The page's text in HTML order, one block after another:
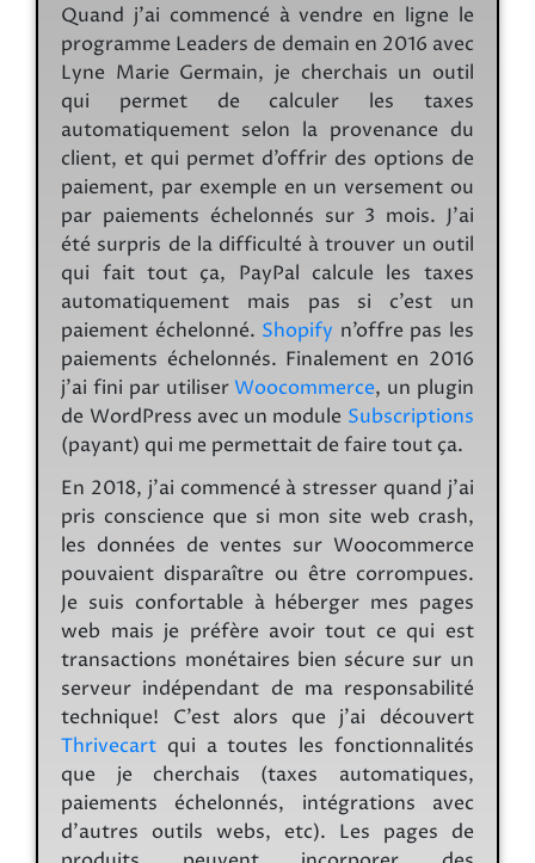
Quand j’ai commencé à vendre en ligne le
programme Leaders de demain en 2016 avec
Lyne Marie Germain, je cherchais un outil
qui permet de calculer les taxes
automatiquement selon la provenance du
client, et qui permet d’offrir des options de
paiement, par exemple en un versement ou
par paiements échelonnés sur 3 mois. J’ai
été surpris de la difficulté à trouver un outil
qui fait tout ça, PayPal calcule les taxes
automatiquement mais pas si c’est un
paiement échelonné. Shopify n’offre pas les
paiements échelonnés. Finalement en 2016
j’ai fini par utiliser Woocommerce, un plugin
de WordPress avec un module Subscriptions
(payant) qui me permettait de faire tout ça.
En 2018, j’ai commencé à stresser quand j’ai
pris conscience que si mon site web crash,
les données de ventes sur Woocommerce
pouvaient disparaître ou être corrompues.
Je suis confortable à héberger mes pages
web mais je préfère avoir tout ce qui est
transactions monétaires bien sécure sur un
serveur indépendant de ma responsabilité
technique! C’est alors que j’ai découvert
Thrivecart qui a toutes les fonctionnalités
que je cherchais (taxes automatiques,
paiements échelonnés, intégrations avec
d’autres outils webs, etc). Les pages de